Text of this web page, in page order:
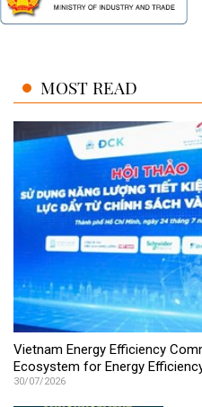
MOST READ
Vietnam Energy Efficiency
Ecosystem for Energy
30/07/2026